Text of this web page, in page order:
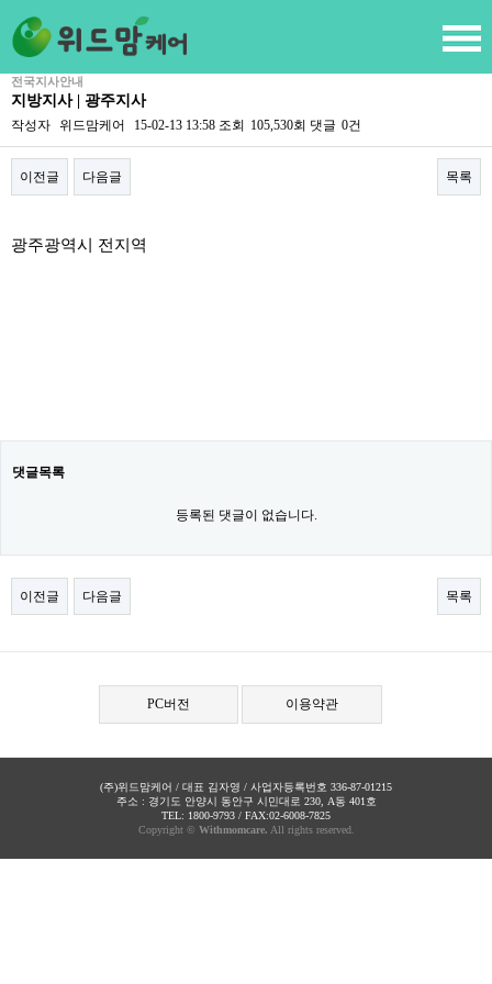
전국지사안내
지방지사 | 광주지사
작성자 위드맘케어 15-02-13 13:58 조회 105,530회 댓글 0건
이전글 다음글 목록
광주광역시 전지역
댓글목록
등록된 댓글이 없습니다.
이전글 다음글 목록
PC버전 이용약관
(주)위드맘케어 / 대표 김자영 / 사업자등록번호 336-87-01215
주소 : 경기도 안양시 동안구 시민대로 230, A동 401호
TEL: 1800-9793 / FAX:02-6008-7825
Copyright © Withmomcare. All rights reserved.